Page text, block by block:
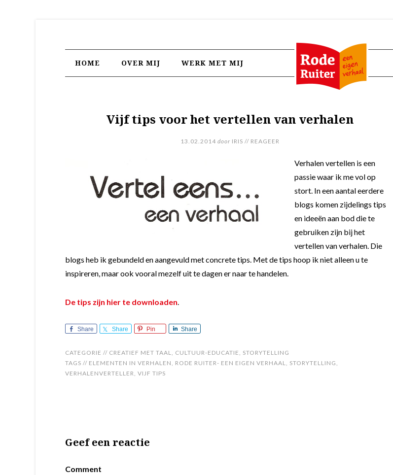
HOME OVER MIJ WERK MET MIJ
Vijf tips voor het vertellen van verhalen
13.02.2014 door IRIS // REAGEER
Verhalen vertellen is een
passie waar ik me vol op
stort. In een aantal eerdere
blogs komen zijdelings tips
en ideeën aan bod die te
gebruiken zijn bij het
vertellen van verhalen. Die
blogs heb ik gebundeld en aangevuld met concrete tips. Met de tips hoop ik niet alleen u te
inspireren, maar ook vooral mezelf uit te dagen er naar te handelen.
De tips zijn hier te downloaden.
Share Share Pin Share
CATEGORIE // CREATIEF MET TAAL, CULTUUR-EDUCATIE, STORYTELLING
TAGS // ELEMENTEN IN VERHALEN, RODE RUITER- EEN EIGEN VERHAAL, STORYTELLING,
VERHALENVERTELLER, VIJF TIPS
Geef een reactie
Comment